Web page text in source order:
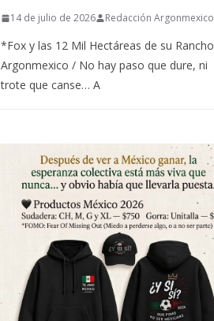
14 de julio de 2026 Redacción Argonmexico
*Fox y las 12 Mil Hectáreas de su Rancho
Argonmexico / No hay paso que dure, ni
trote que canse… A